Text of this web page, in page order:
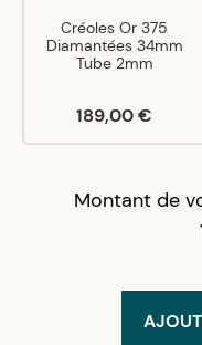
Créoles Or 375
Diamantées 34mm
Tube 2mm
189,00 €
Montant de